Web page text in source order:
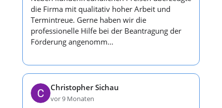
die Firma mit qualitativ hoher Arbeit und
Termintreue. Gerne haben wir die
professionelle Hilfe bei der Beantragung der
Förderung angenomm…
Christopher Sichau
vor 9 Monaten